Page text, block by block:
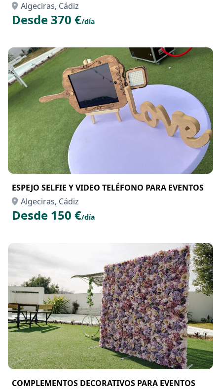
Algeciras, Cádiz
Desde 370 €/día
ESPEJO SELFIE Y VIDEO TELÉFONO PARA EVENTOS
Algeciras, Cádiz
Desde 150 €/día
COMPLEMENTOS DECORATIVOS PARA EVENTOS